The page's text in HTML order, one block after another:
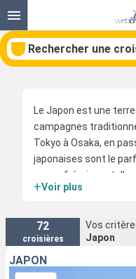
Rechercher une
Nos destinations
Mois de départ
Ports
Le Japon est une
campagnes
Tokyo à Osaka, en
japonaises sont le
cesse frémissant
s'éloigner des villes
marchés traditionnels
dominé par les
+Voir plus
72
croisières
Vos
Japon
JAPON